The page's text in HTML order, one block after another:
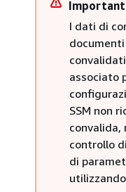
I dati di
documenti
associato
SSM non
convalida,
controllo
di